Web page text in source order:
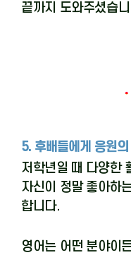
끝까지 도와주셨습
5. 후배들에게 응원
저학년일 때 다양한
자신이 정말 좋아하
합니다.
영어는 어떤 분야이